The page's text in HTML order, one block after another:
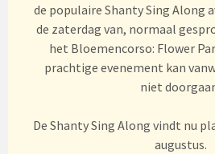
de populaire Shanty Sing Along
de zaterdag van, normaal
het Bloemencorso: Flower
prachtige evenement kan
niet
De Shanty Sing Along vindt nu
augustus.